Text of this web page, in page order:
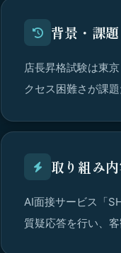
背景・課題
店長昇格試験は東
クセス困難さが課題
取り組み
AI面接サービス「
質疑応答を行い、客